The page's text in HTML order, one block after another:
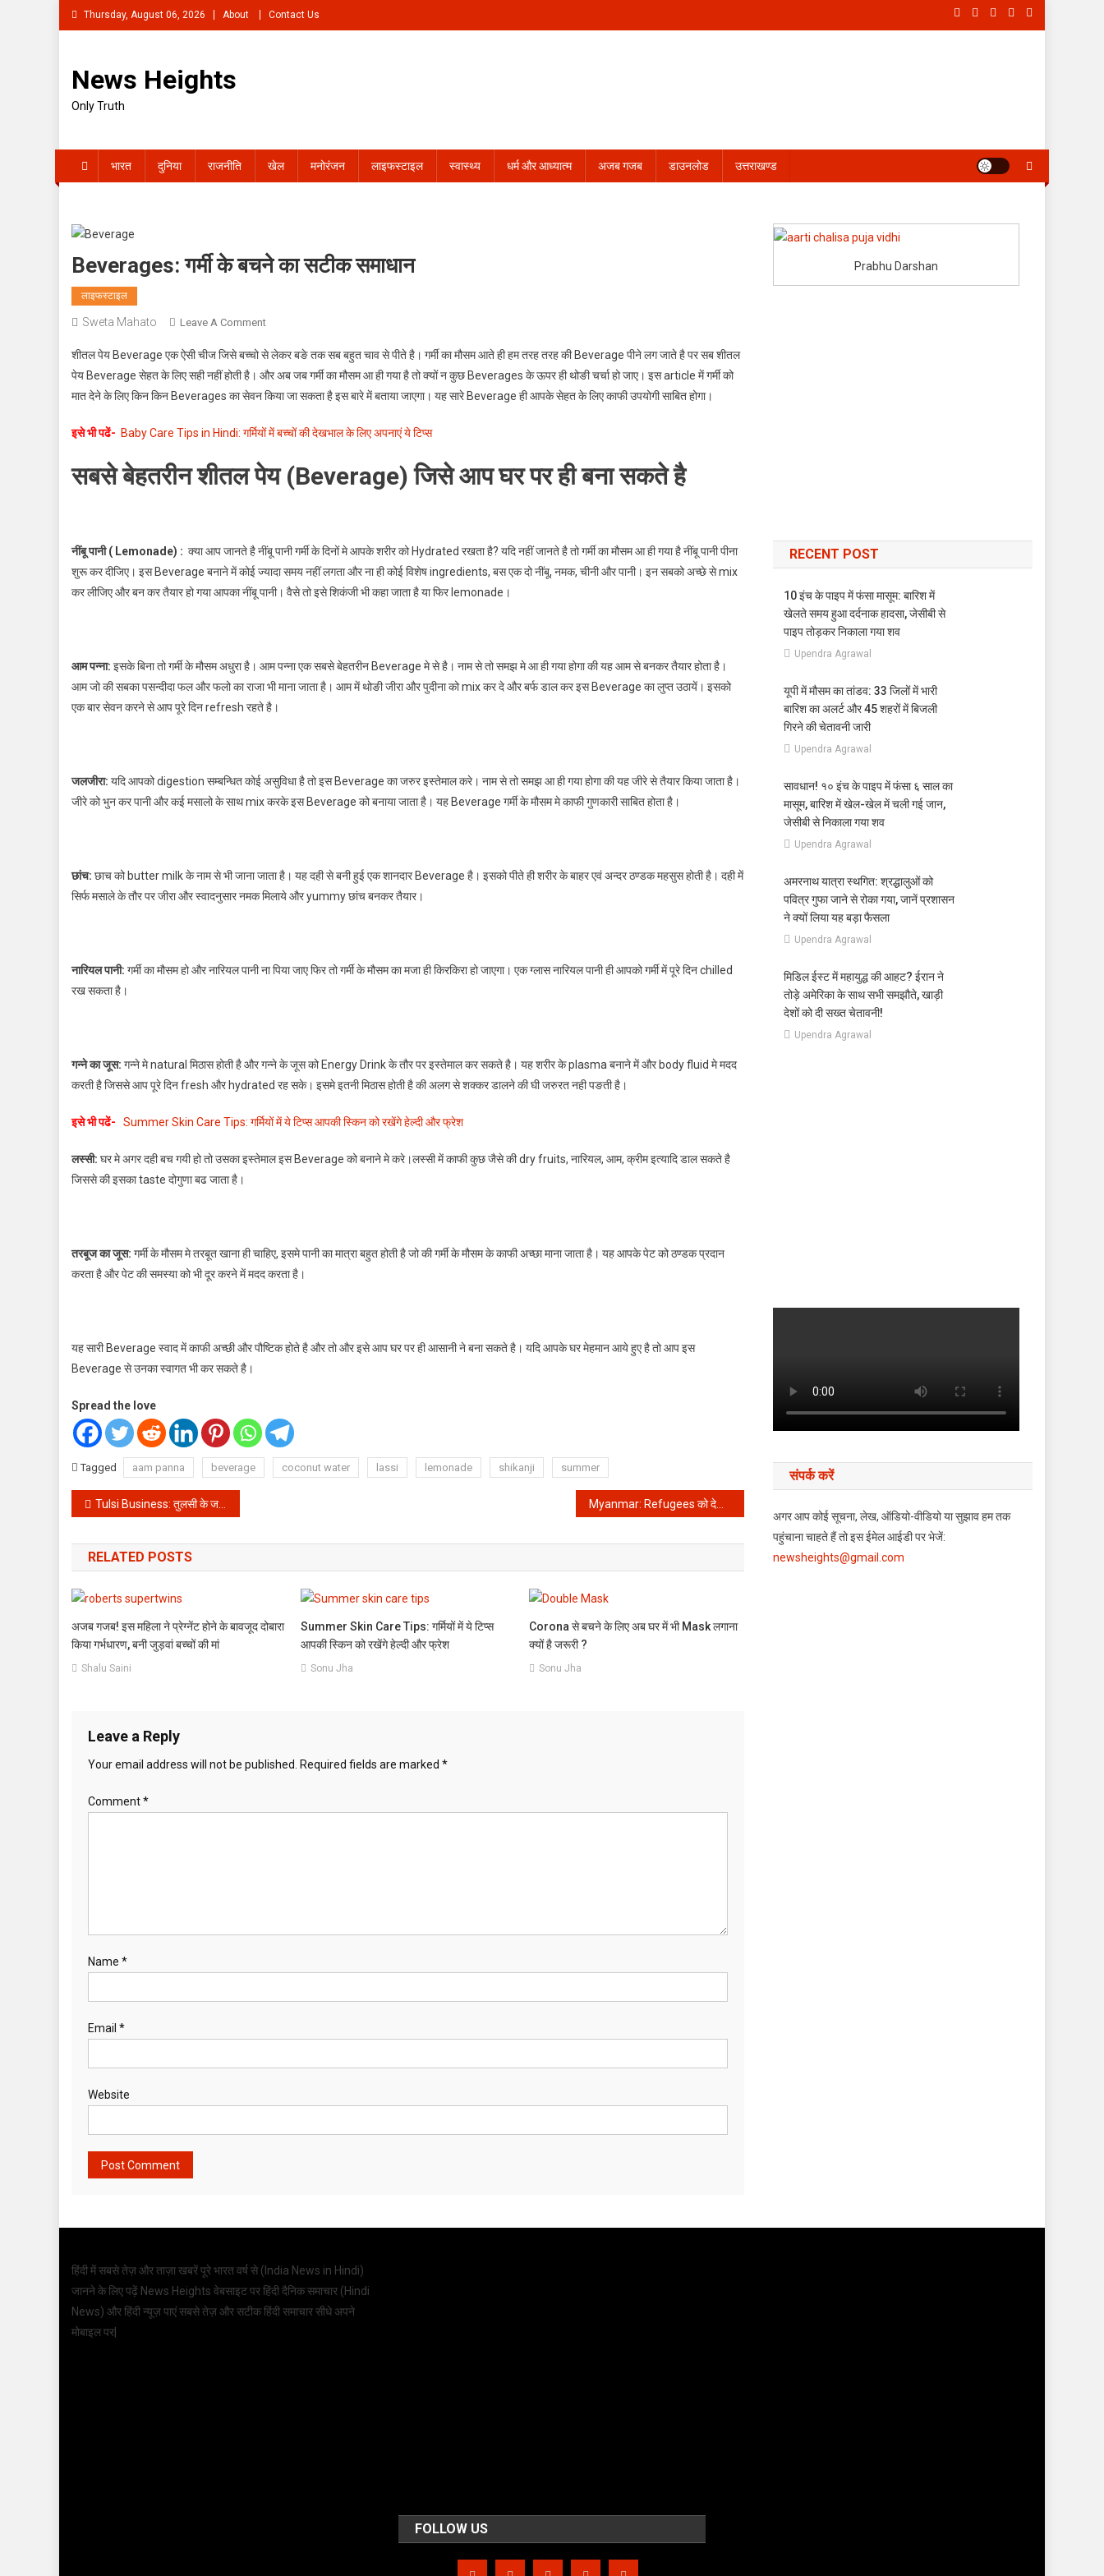
Skip
to
Thursday, August 06, 2026 About Contact Us
News Heights
Only Truth
भारत दुनिया राजनीति खेल मनोरंजन लाइफस्टाइल स्वास्थ्य धर्म और आध्यात्म अजब गजब डाउनलोड उत्तराखण्ड
Beverages: गर्मी के बचने का सटीक समाधान
लाइफस्टाइल
Sweta Mahato Leave A CommentOn
गर्मी
के
बचने
सटीक
शीतल पेय Beverage एक ऐसी चीज जिसे बच्चो से लेकर बङे तक सब बहुत चाव से पीते है। गर्मी का मौसम आते ही हम तरह तरह की Beverage पीने लग जाते है पर सब शीतल
पेय Beverage सेहत के लिए सही नहीं होती है। और अब जब गर्मी का मौसम आ ही गया है तो क्यों न कुछ Beverages के ऊपर ही थोङी चर्चा हो जाए। इस article में गर्मी को
मात देने के लिए किन किन Beverages का सेवन किया जा सकता है इस बारे में बताया जाएगा। यह सारे Beverage ही आपके सेहत के लिए काफी उपयोगी साबित होगा।
इसे भी पढें- Baby Care Tips in Hindi: गर्मियों में बच्चों की देखभाल के लिए अपनाएं ये टिप्स
सबसे बेहतरीन शीतल पेय (Beverage) जिसे आप घर पर ही बना सकते है
नींबू पानी ( Lemonade) : क्या आप जानते है नींबू पानी गर्मी के दिनों मे आपके शरीर को Hydrated रखता है? यदि नहीं जानते है तो गर्मी का मौसम आ ही गया है नींबू पानी पीना
शुरू कर दीजिए। इस Beverage बनाने में कोई ज्यादा समय नहीं लगता और ना ही कोई विशेष ingredients, बस एक दो नींबू, नमक, चीनी और पानी। इन सबको अच्छे से mix
कर लीजिए और बन कर तैयार हो गया आपका नींबू पानी। वैसे तो इसे शिकंजी भी कहा जाता है या फिर lemonade।
आम पन्ना: इसके बिना तो गर्मी के मौसम अधुरा है। आम पन्ना एक सबसे बेहतरीन Beverage मे से है। नाम से तो समझ मे आ ही गया होगा की यह आम से बनकर तैयार होता है।
आम जो की सबका पसन्दीदा फल और फलो का राजा भी माना जाता है। आम में थोङी जीरा और पुदीना को mix कर दे और बर्फ डाल कर इस Beverage का लुप्त उठायें। इसको
एक बार सेवन करने से आप पूरे दिन refresh रहते है।
जलजीरा: यदि आपको digestion सम्बन्धित कोई असुविधा है तो इस Beverage का जरुर इस्तेमाल करे। नाम से तो समझ आ ही गया होगा की यह जीरे से तैयार किया जाता है।
जीरे को भुन कर पानी और कई मसालो के साथ mix करके इस Beverage को बनाया जाता है। यह Beverage गर्मी के मौसम मे काफी गुणकारी साबित होता है।
छांच: छाच को butter milk के नाम से भी जाना जाता है। यह दही से बनी हुई एक शानदार Beverage है। इसको पीते ही शरीर के बाहर एवं अन्दर ठण्डक महसुस होती है। दही में
सिर्फ मसाले के तौर पर जीरा और स्वादनुसार नमक मिलाये और yummy छांच बनकर तैयार।
नारियल पानी: गर्मी का मौसम हो और नारियल पानी ना पिया जाए फिर तो गर्मी के मौसम का मजा ही किरकिरा हो जाएगा। एक ग्लास नारियल पानी ही आपको गर्मी में पूरे दिन chilled
रख सकता है।
गन्ने का जूस: गन्ने मे natural मिठास होती है और गन्ने के जूस को Energy Drink के तौर पर इस्तेमाल कर सकते है। यह शरीर के plasma बनाने में और body fluid मे मदद
करती है जिससे आप पूरे दिन fresh और hydrated रह सके। इसमे इतनी मिठास होती है की अलग से शक्कर डालने की घी जरुरत नही पङती है।
इसे भी पढें- Summer Skin Care Tips: गर्मियों में ये टिप्स आपकी स्किन को रखेंगे हेल्दी और फ्रेश
लस्सी: घर मे अगर दही बच गयी हो तो उसका इस्तेमाल इस Beverage को बनाने मे करे।लस्सी में काफी कुछ जैसे की dry fruits, नारियल, आम, क्रीम इत्यादि डाल सकते है
जिससे की इसका taste दोगुणा बढ जाता है।
तरबूज का जूस: गर्मी के मौसम मे तरबूत खाना ही चाहिए, इसमे पानी का मात्रा बहुत होती है जो की गर्मी के मौसम के काफी अच्छा माना जाता है। यह आपके पेट को ठण्डक प्रदान
करता है और पेट की समस्या को भी दूर करने में मदद करता है।
यह सारी Beverage स्वाद में काफी अच्छी और पौष्टिक होते है और तो और इसे आप घर पर ही आसानी ने बना सकते है। यदि आपके घर मेहमान आये हुए है तो आप इस
Beverage से उनका स्वागत भी कर सकते है।
Spread the love
Tagged aam panna beverage coconut water lassi lemonade shikanji summer
Post
navigation
Tulsi Business: तुलसी के जरिए Immunity के साथ बढ़ाये अपना बैंक बैलेंस, जाने कैसे!
RELATED POSTS
अजब गजब! इस महिला ने प्रेग्नेंट होने के बावजूद दोबारा
किया गर्भधारण, बनी जुड़वां बच्चों की मां
Shalu Saini
Summer Skin Care Tips: गर्मियों में ये टिप्स
आपकी स्किन को रखेंगे हेल्दी और फ्रेश
Sonu Jha
Corona से बचने के लिए अब घर में भी Mask लगाना
क्यों है जरूरी ?
Sonu Jha
Leave a Reply
Your email address will not be published. Required fields are marked *
Comment*
Name *
Email *
Website
Prabhu Darshan
RECENT POST
10 इंच के पाइप में फंसा मासूम: बारिश में
खेलते समय हुआ दर्दनाक हादसा, जेसीबी से
पाइप तोड़कर निकाला गया शव
Upendra Agrawal
यूपी में मौसम का तांडव: 33 जिलों में भारी
बारिश का अलर्ट और 45 शहरों में बिजली
गिरने की चेतावनी जारी
Upendra Agrawal
सावधान! १० इंच के पाइप में फंसा ६ साल का
मासूम, बारिश में खेल-खेल में चली गई जान,
जेसीबी से निकाला गया शव
Upendra Agrawal
अमरनाथ यात्रा स्थगित: श्रद्धालुओं को
पवित्र गुफा जाने से रोका गया, जानें प्रशासन
ने क्यों लिया यह बड़ा फैसला
Upendra Agrawal
मिडिल ईस्ट में महायुद्ध की आहट? ईरान ने
तोड़े अमेरिका के साथ सभी समझौते, खाड़ी
देशों को दी सख्त चेतावनी!
Upendra Agrawal
संपर्क करें
अगर आप कोई सूचना, लेख, ऑडियो-वीडियो या सुझाव हम तक
पहुंचाना चाहते हैं तो इस ईमेल आईडी पर भेजें:
newsheights@gmail.com
हिंदी में सबसे तेज़ और ताज़ा खबरें पूरे भारत वर्ष से (India News in Hindi)
जानने के लिए पढ़ें News Heights वेबसाइट पर हिंदी दैनिक समाचार (Hindi
News) और हिंदी न्यूज़ पाएं सबसे तेज़ और सटीक हिंदी समाचार सीधे अपने
मोबाइल पर|
FOLLOW US